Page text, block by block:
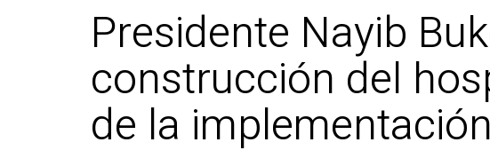
Presidente Nayib
construcción del
de la